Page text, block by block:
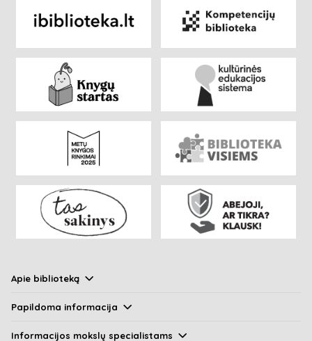
Apie biblioteką
Papildoma informacija
Informacijos mokslų specialistams